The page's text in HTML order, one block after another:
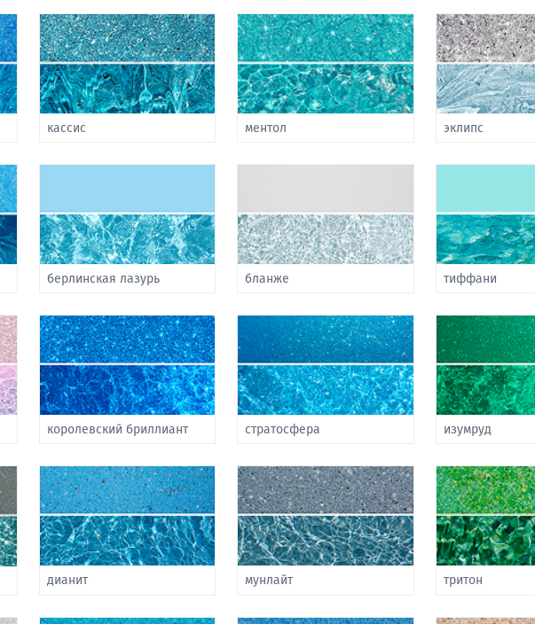
кассис ментол эклипс
берлинская лазурь бланже тиффани
королевский бриллиант стратосфера изумруд
дианит мунлайт тритон